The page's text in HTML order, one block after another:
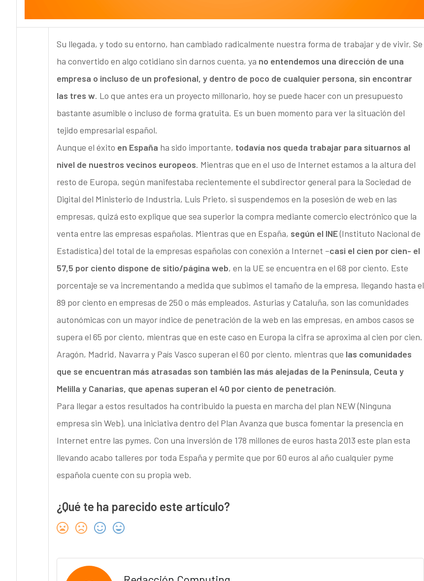
Su llegada, y todo su entorno, han cambiado radicalmente nuestra forma de trabajar y de vivir. Se
ha convertido en algo cotidiano sin darnos cuenta, ya no entendemos una dirección de una
empresa o incluso de un profesional, y dentro de poco de cualquier persona, sin encontrar
las tres w. Lo que antes era un proyecto millonario, hoy se puede hacer con un presupuesto
bastante asumible o incluso de forma gratuita. Es un buen momento para ver la situación del
tejido empresarial español.
Aunque el éxito en España ha sido importante, todavía nos queda trabajar para situarnos al
nivel de nuestros vecinos europeos. Mientras que en el uso de Internet estamos a la altura del
resto de Europa, según manifestaba recientemente el subdirector general para la Sociedad de
Digital del Ministerio de Industria, Luis Prieto, si suspendemos en la posesión de web en las
empresas, quizá esto explique que sea superior la compra mediante comercio electrónico que la
venta entre las empresas españolas. Mientras que en España, según el INE(Instituto Nacional de
Estadística) del total de la empresas españolas con conexión a Internet –casi el cien por cien- el
57,5 por ciento dispone de sitio/página web, en la UE se encuentra en el 68 por ciento. Este
porcentaje se va incrementando a medida que subimos el tamaño de la empresa, llegando hasta el
89 por ciento en empresas de 250 o más empleados. Asturias y Cataluña, son las comunidades
autonómicas con un mayor índice de penetración de la web en las empresas, en ambos casos se
supera el 65 por ciento, mientras que en este caso en Europa la cifra se aproxima al cien por cien.
Aragón, Madrid, Navarra y País Vasco superan el 60 por ciento, mientras que las comunidades
que se encuentran más atrasadas son también las más alejadas de la Península, Ceuta y
Melilla y Canarias, que apenas superan el 40 por ciento de penetración.
Para llegar a estos resultados ha contribuido la puesta en marcha del plan NEW (Ninguna
empresa sin Web), una iniciativa dentro del Plan Avanza que busca fomentar la presencia en
Internet entre las pymes. Con una inversión de 178 millones de euros hasta 2013 este plan esta
llevando acabo talleres por toda España y permite que por 60 euros al año cualquier pyme
española cuente con su propia web.
¿Qué te ha parecido este artículo?